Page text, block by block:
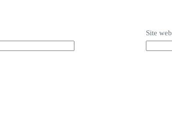
Site web